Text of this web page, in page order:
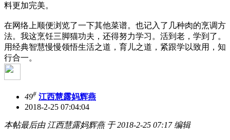
料更加完美。
在网络上顺便浏览了一下其他菜谱。也记入了几种肉的烹调方
法。我这烹饪三脚猫功夫，还得努力学习。活到老，学到了。
用经典智慧慢慢领悟生活之道，育儿之道，紧跟学以致用，知
行合一。
49# 江西慧露妈辉燕
2018-2-25 07:04:04
本帖最后由 江西慧露妈辉燕 于 2018-2-25 07:17 编辑